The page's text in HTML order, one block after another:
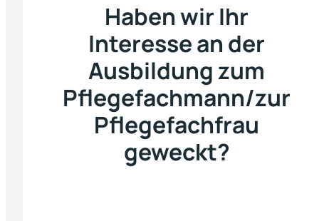
Haben wir Ihr
Interesse an der
Ausbildung zum
Pflegefachmann/zur
Pflegefachfrau
geweckt?